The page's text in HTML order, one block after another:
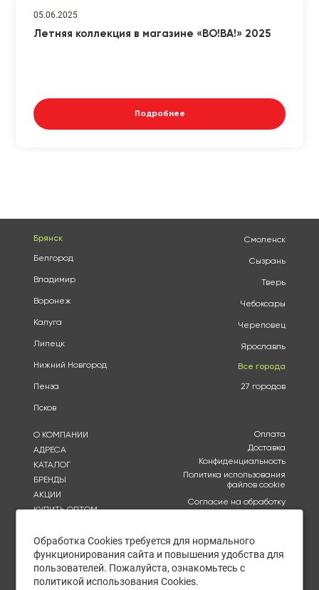
05.06.2025
Летняя коллекция в магазине «ВО!ВА!» 2025
Подробнее
Брянск
Белгород
Владимир
Воронеж
Калуга
Липецк
Нижний Новгород
Пенза
Псков
Смоленск
Сызрань
Тверь
Чебоксары
Череповец
Ярославль
Все города
27 городов
О КОМПАНИИ
АДРЕСА
КАТАЛОГ
БРЕНДЫ
АКЦИИ
КУПИТЬ ОПТОМ
КОНТАКТЫ
Оплата
Доставка
Конфиденциальность
Политика использования
файлов cookie
Согласие на обработку
персональных данных
обработки персональных
Ежедневно с 09:00 до
Обработка Cookies требуется для нормального
функционирования сайта и повышения удобства для
пользователей. Пожалуйста, ознакомьтесь с
политикой использования Cookies.